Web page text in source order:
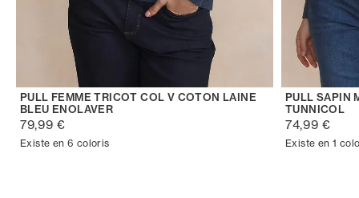
PULL FEMME TRICOT COL V COTON LAINE
BLEU ENOLAVER
79,99 €
Existe en 6 coloris
PULL SAPIN
TUNNICOL
74,99 €
Existe en 1